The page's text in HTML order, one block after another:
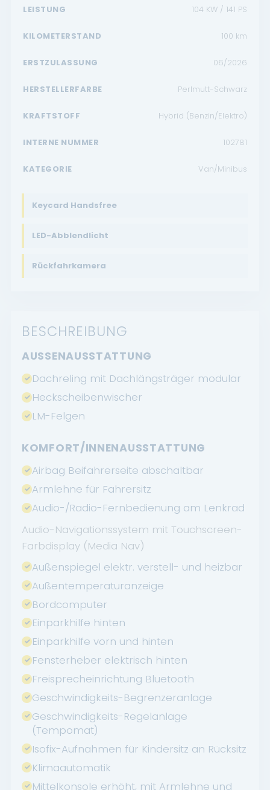
LEISTUNG 104 KW / 141 PS
KILOMETERSTAND 100 km
ERSTZULASSUNG 06/2026
HERSTELLERFARBE Perlmutt-Schwarz
KRAFTSTOFF Hybrid (Benzin/Elektro)
INTERNE NUMMER 102781
KATEGORIE Van/Minibus
Keycard Handsfree
LED-Abblendlicht
Rückfahrkamera
BESCHREIBUNG
AUSSENAUSSTATTUNG
Dachreling mit Dachlängsträger modular
Heckscheibenwischer
LM-Felgen
KOMFORT/INNENAUSSTATTUNG
Airbag Beifahrerseite abschaltbar
Armlehne für Fahrersitz
Audio-/Radio-Fernbedienung am Lenkrad
Audio-Navigationssystem mit Touchscreen-
Farbdisplay (Media Nav)
Außenspiegel elektr. verstell- und heizbar
Außentemperaturanzeige
Bordcomputer
Einparkhilfe hinten
Einparkhilfe vorn und hinten
Fensterheber elektrisch hinten
Freisprecheinrichtung Bluetooth
Geschwindigkeits-Begrenzeranlage
Geschwindigkeits-Regelanlage
(Tempomat)
Isofix-Aufnahmen für Kindersitz an Rücksitz
Klimaautomatik
Mittelkonsole erhöht, mit Armlehne und